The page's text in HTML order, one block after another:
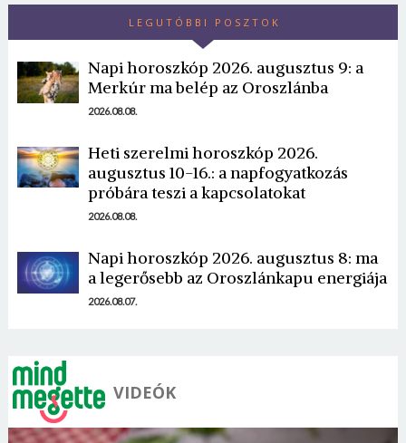
LEGUTÓBBI POSZTOK
Napi horoszkóp 2026. augusztus 9: a
Merkúr ma belép az Oroszlánba
2026.08.08.
Heti szerelmi horoszkóp 2026.
augusztus 10-16.: a napfogyatkozás
próbára teszi a kapcsolatokat
2026.08.08.
Napi horoszkóp 2026. augusztus 8: ma
a legerősebb az Oroszlánkapu energiája
2026.08.07.
VIDEÓK